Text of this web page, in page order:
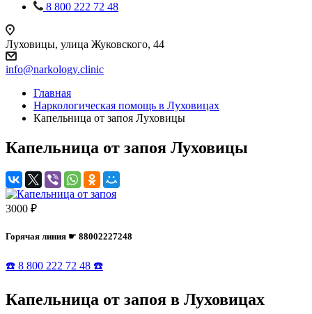
8 800 222 72 48
Луховицы, улица Жуковского, 44
info@narkology.clinic
Главная
Наркологическая помощь в Луховицах
Капельница от запоя Луховицы
Капельница от запоя Луховицы
3000 ₽
Горячая линия ☛ 88002227248
☎️ 8 800 222 72 48 ☎️
Капельница от запоя в Луховицах